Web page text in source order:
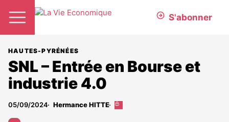
S'abonner
HAUTES-PYRÉNÉES
SNL – Entrée en Bourse et
industrie 4.0
05/09/2024 Hermance HITTE
Cet